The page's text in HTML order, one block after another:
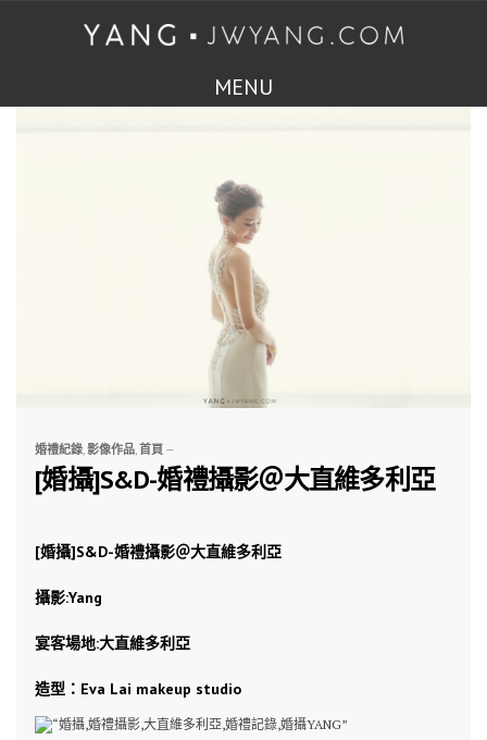
MENU
婚禮紀錄 影像作品 首頁 —
[婚攝]S&D-婚禮攝影＠大直維多利亞
[婚攝]S&D-婚禮攝影＠大直維多利亞
攝影:Yang
宴客場地:大直維多利亞
造型： Eva Lai makeup studio